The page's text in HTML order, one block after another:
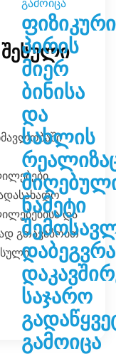
ფიზიკური
პირის
მიერ
ბინისა
და
სახლის
ნამეტი
საჯარო
გამოიცა
და
გთავაზობთ